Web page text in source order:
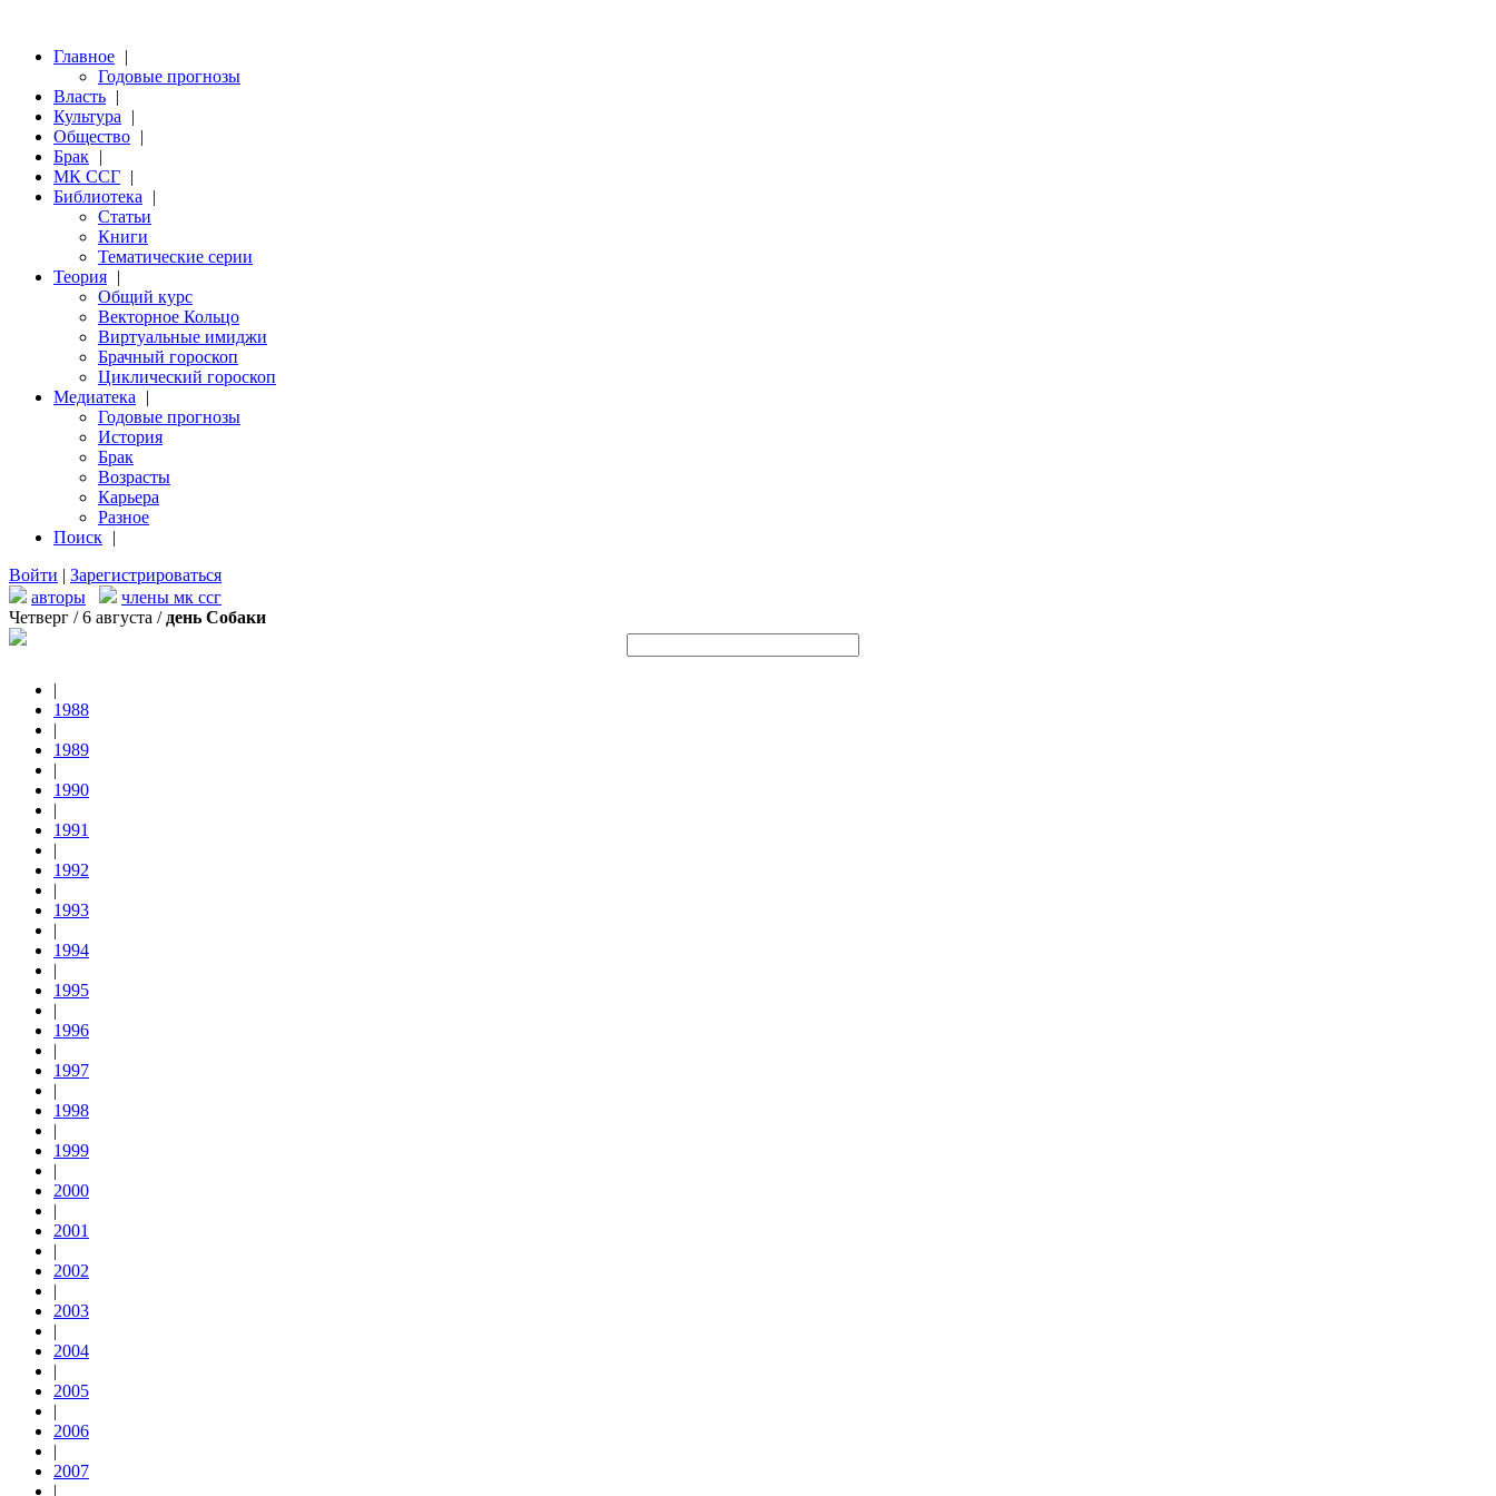
Главное |
Годовые прогнозы
Власть |
Культура
|
Общество |
Брак |
МК ССГ |
Библиотека
|
Статьи
Книги
Тематические серии
Теория |
Общий курс
Векторное Кольцо
Виртуальные имиджи
Брачный гороскоп
Циклический гороскоп
Медиатека
|
Годовые прогнозы
История
Брак
Возрасты
Карьера
Разное
Поиск |
Войти | Зарегистрироваться
авторы
члены мк ссг
Четверг / 6 августа / день Собаки
|
1988
|
1989
|
1990
|
1991
|
1992
|
1993
|
1994
|
1995
|
1996
|
1997
|
1998
|
1999
|
2000
|
2001
|
2002
|
2003
|
2004
|
2005
|
2006
|
2007
|